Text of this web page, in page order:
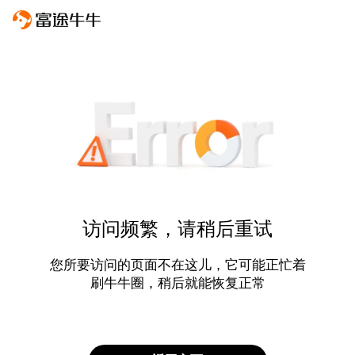
访问频繁，请稍后重试
您所要访问的页面不在这儿，它可能正忙着
刷牛牛圈，稍后就能恢复正常